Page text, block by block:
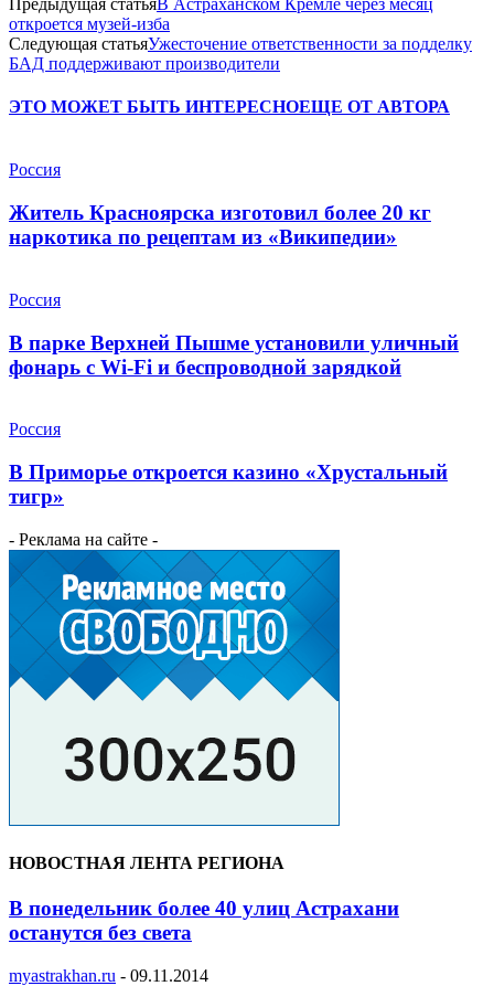
откроется музей-изба
Следующая статьяУжесточение ответственности за подделку
БАД поддерживают производители
ЭТО МОЖЕТ БЫТЬ ИНТЕРЕСНОЕЩЕ ОТ АВТОРА
Россия
Житель Красноярска изготовил более 20 кг
наркотика по рецептам из «Википедии»
Россия
В парке Верхней Пышме установили уличный
фонарь с Wi-Fi и беспроводной зарядкой
Россия
В Приморье откроется казино «Хрустальный
тигр»
- Реклама на сайте -
НОВОСТНАЯ ЛЕНТА РЕГИОНА
В понедельник более 40 улиц Астрахани
останутся без света
myastrakhan.ru - 09.11.2014